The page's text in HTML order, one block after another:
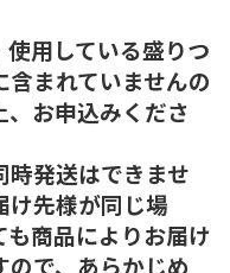
用している盛りつ
まれていませんの
お申込みくださ
発送はできませ
け先様が同じ場
商品によりお届け
で、あらかじめ